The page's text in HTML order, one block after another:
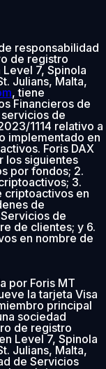
responsabilidad
de registro
7, Spinola
Julians, Malta,
, tiene
Financieros de
de
1114 relativo a
implementado en
Foris DAX
los siguientes
por fondos; 2.
3.
criptoactivos en
de
de
de clientes; y 6.
en nombre de
por Foris MT
la tarjeta Visa
principal
sociedad
de registro
Level 7, Spinola
Julians, Malta,
de Servicios